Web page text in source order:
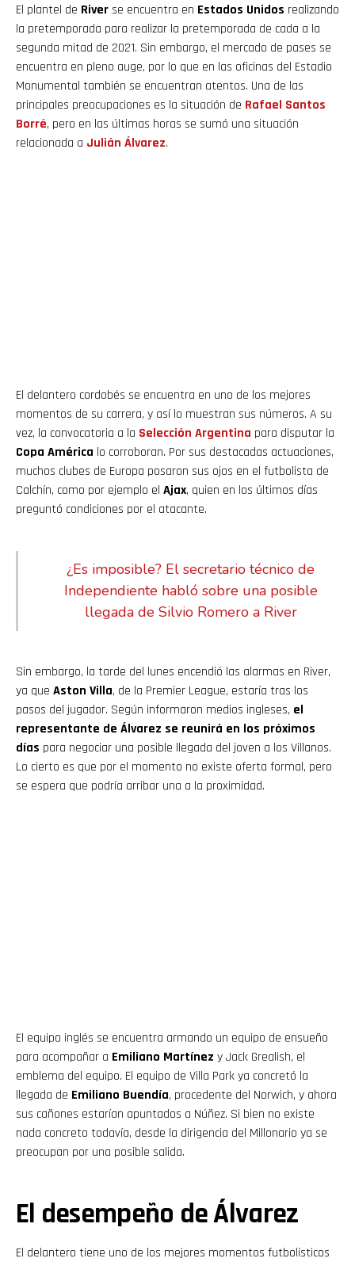
El plantel de Riverse encuentra en Estados Unidos realizando
la pretemporada para realizar la pretemporada de cada a la
segunda mitad de 2021. Sin embargo, el mercado de pases se
encuentra en pleno auge, por lo que en las oficinas del Estadio
Monumental también se encuentran atentos. Una de las
principales preocupaciones es la situación de Rafael Santos
Borré, pero en las últimas horas se sumó una situación
relacionada a Julián Álvarez.
El delantero cordobés se encuentra en uno de los mejores
momentos de su carrera, y así lo muestran sus números. A su
vez, la convocatoria a la Selección Argentina para disputar la
Copa América lo corroboran. Por sus destacadas actuaciones,
muchos clubes de Europa posaron sus ojos en el futbolista de
Calchín, como por ejemplo el Ajax, quien en los últimos días
preguntó condiciones por el atacante.
¿Es imposible? El secretario técnico de
Independiente habló sobre una posible
llegada de Silvio Romero a River
Sin embargo, la tarde del lunes encendió las alarmas en River,
ya que Aston Villa, de la Premier League, estaría tras los
pasos del jugador. Según informaron medios ingleses, el
representante de Álvarez se reunirá en los próximos
días para negociar una posible llegada del joven a los Villanos.
Lo cierto es que por el momento no existe oferta formal, pero
se espera que podría arribar una a la proximidad.
El equipo inglés se encuentra armando un equipo de ensueño
para acompañar a Emiliano Martínez y Jack Grealish, el
emblema del equipo. El equipo de Villa Park ya concretó la
llegada de Emiliano Buendía, procedente del Norwich, y ahora
sus cañones estarían apuntados a Núñez. Si bien no existe
nada concreto todavía, desde la dirigencia del Millonario ya se
preocupan por una posible salida.
El desempeño de Álvarez
El delantero tiene uno de los mejores momentos futbolísticos